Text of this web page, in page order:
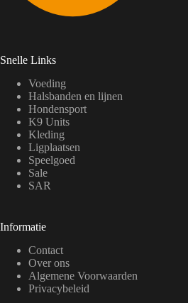
Snelle Links
Voeding
Halsbanden en lijnen
Hondensport
K9 Units
Kleding
Ligplaatsen
Speelgoed
Sale
SAR
Informatie
Contact
Over ons
Algemene Voorwaarden
Privacybeleid